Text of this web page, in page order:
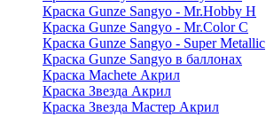
Краска Gunze Sangyo - Mr.Hobby H
Краска Gunze Sangyo - Mr.Color C
Краска Gunze Sangyo - Super Metallic
Краска Gunze Sangyo в баллонах
Краска Machete Акрил
Краска Звезда Акрил
Краска Звезда Мастер Акрил